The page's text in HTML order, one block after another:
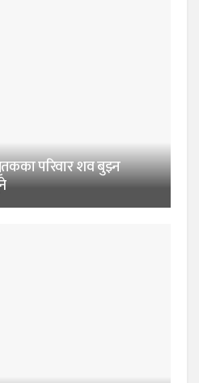
परिवार शव बुझ्न